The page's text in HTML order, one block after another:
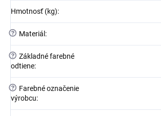
Hmotnosť (kg):
? Materiál :
? Základné farebné
odtiene:
?
Farebné označenie
výrobcu: